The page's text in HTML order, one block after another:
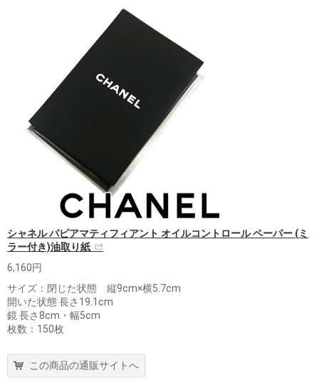
シャネル パピアマティフィアント オイルコントロール ペーパー (ミ
ラー付き)油取り紙
6,160円
サイズ：閉じた状態 縦9cm×横5.7cm
開いた状態 長さ19.1cm
鏡 長さ8cm・幅5cm
枚数：150枚
この商品の通販サイトへ